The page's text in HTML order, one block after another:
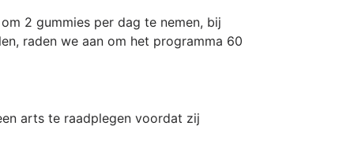
2 gummies per dag te nemen, bij
raden we aan om het programma 60
arts te raadplegen voordat zij